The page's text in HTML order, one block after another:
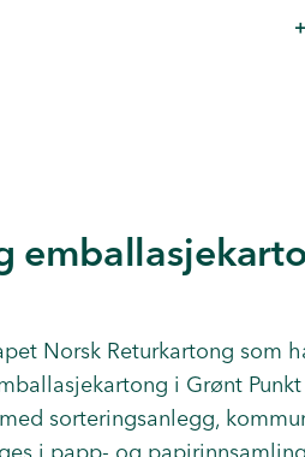
Norsk Returkartong som
i Grønt
sorteringsanlegg,